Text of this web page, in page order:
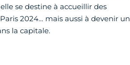
se destine à accueillir des
2024… mais aussi à devenir un
la capitale.